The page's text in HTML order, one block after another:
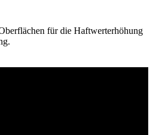
für die Haftwerterhöhung